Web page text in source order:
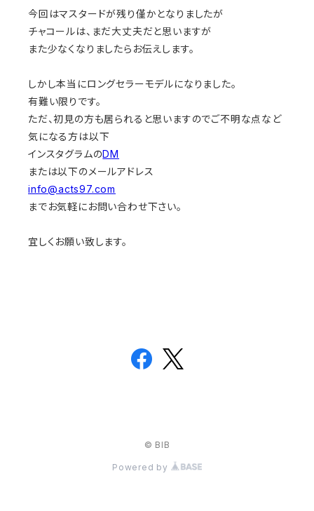
今回はマスタードが残り僅かとなりましたが
チャコールは、まだ大丈夫だと思いますが
また少なくなりましたらお伝えします。
しかし本当にロングセラーモデルになりました。
有難い限りです。
ただ、初見の方も居られると思いますのでご不明な点など
気になる方は以下
インスタグラムのDM
または以下のメールアドレス
info@acts97.com
までお気軽にお問い合わせ下さい。
宜しくお願い致します。
© BIB
Powered by